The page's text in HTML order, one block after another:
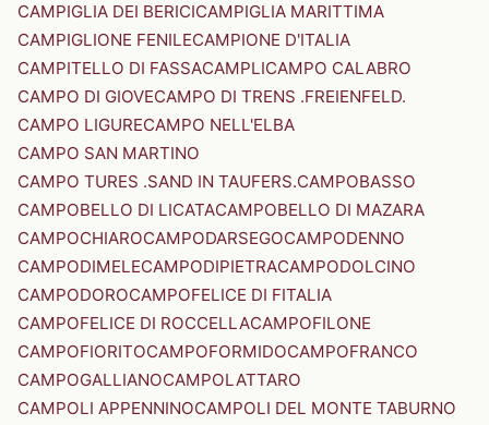
CAMPIGLIA DEI BERICICAMPIGLIA MARITTIMA
CAMPIGLIONE FENILECAMPIONE D'ITALIA
CAMPITELLO DI FASSACAMPLICAMPO CALABRO
CAMPO DI GIOVECAMPO DI TRENS .FREIENFELD.
CAMPO LIGURECAMPO NELL'ELBA
CAMPO SAN MARTINO
CAMPO TURES .SAND IN TAUFERS.CAMPOBASSO
CAMPOBELLO DI LICATACAMPOBELLO DI MAZARA
CAMPOCHIAROCAMPODARSEGOCAMPODENNO
CAMPODIMELECAMPODIPIETRACAMPODOLCINO
CAMPODOROCAMPOFELICE DI FITALIA
CAMPOFELICE DI ROCCELLACAMPOFILONE
CAMPOFIORITOCAMPOFORMIDOCAMPOFRANCO
CAMPOGALLIANOCAMPOLATTARO
CAMPOLI APPENNINOCAMPOLI DEL MONTE TABURNO